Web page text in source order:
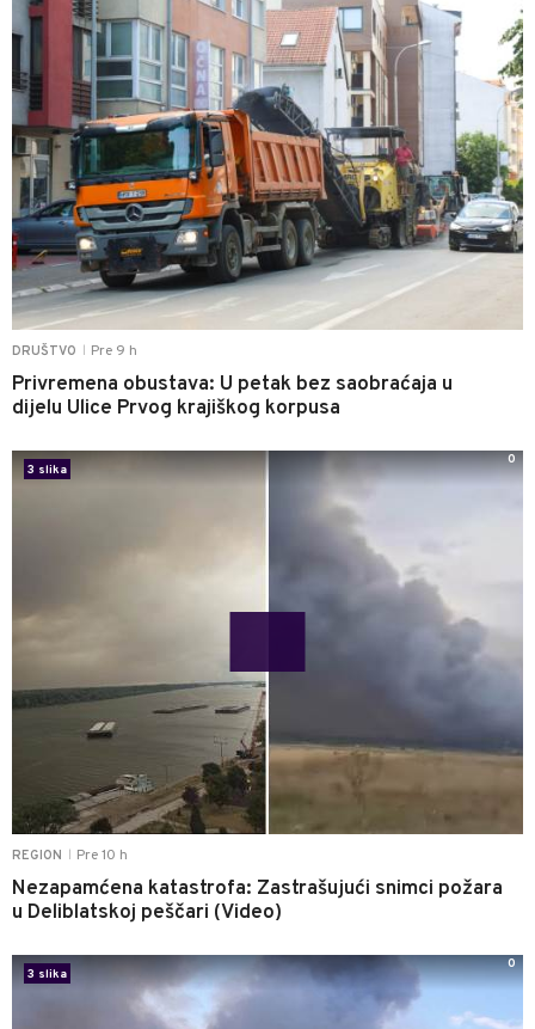
DRUŠTVO Pre 9 h
Privremena obustava: U petak bez saobraćaja u
dijelu Ulice Prvog krajiškog korpusa
REGION Pre 10 h
Nezapamćena katastrofa: Zastrašujući snimci požara
u Deliblatskoj peščari (Video)
3 slika
0
3 slika
0